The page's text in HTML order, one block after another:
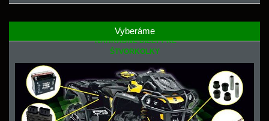
Vyberáme
NÁHRADNÉ DIELY PRE
ŠTVORKOLKY